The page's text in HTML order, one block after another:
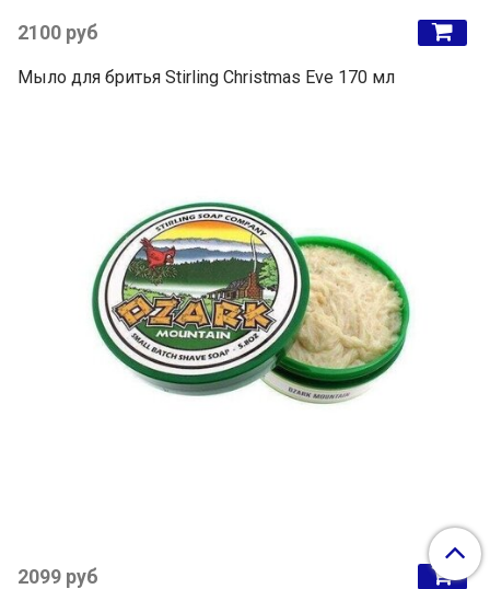
2100 руб
Мыло для бритья Stirling Christmas Eve 170 мл
2099 руб